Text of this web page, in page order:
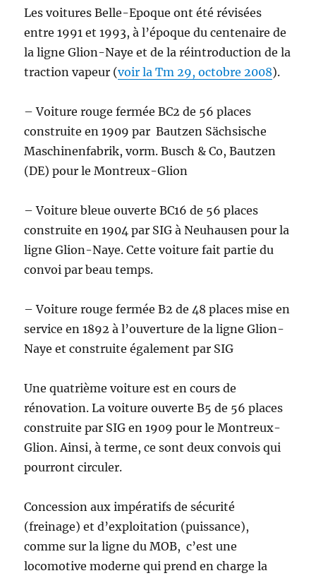
Les voitures Belle-Epoque ont été révisées
entre 1991 et 1993, à l’époque du centenaire de
la ligne Glion-Naye et de la réintroduction de la
traction vapeur (voir la Tm 29, octobre 2008).
– Voiture rouge fermée BC2 de 56 places
construite en 1909 par Bautzen Sächsische
Maschinenfabrik, vorm. Busch & Co, Bautzen
(DE) pour le Montreux-Glion
– Voiture bleue ouverte BC16 de 56 places
construite en 1904 par SIG à Neuhausen pour la
ligne Glion-Naye. Cette voiture fait partie du
convoi par beau temps.
– Voiture rouge fermée B2 de 48 places mise en
service en 1892 à l’ouverture de la ligne Glion-
Naye et construite également par SIG
Une quatrième voiture est en cours de
rénovation. La voiture ouverte B5 de 56 places
construite par SIG en 1909 pour le Montreux-
Glion. Ainsi, à terme, ce sont deux convois qui
pourront circuler.
Concession aux impératifs de sécurité
(freinage) et d’exploitation (puissance),
comme sur la ligne du MOB, c’est une
locomotive moderne qui prend en charge la